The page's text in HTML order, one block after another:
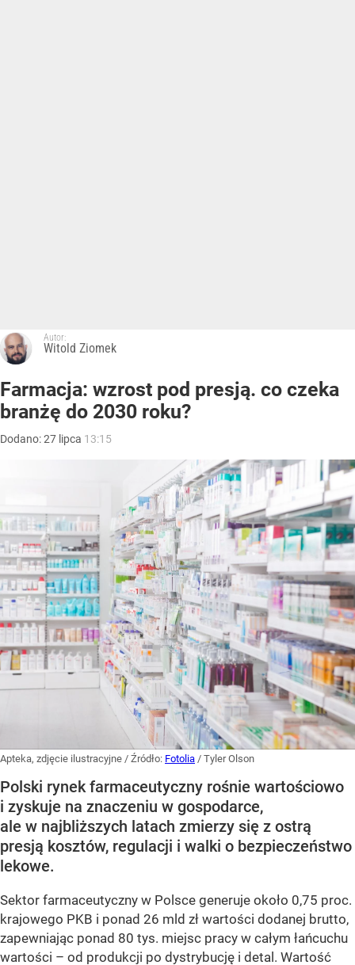
Autor:
Witold Ziomek
Farmacja: wzrost pod presją. co czeka
branżę do 2030 roku?
Dodano:27 lipca 13:15
Apteka, zdjęcie ilustracyjne / Źródło: Fotolia / Tyler Olson
Polski rynek farmaceutyczny rośnie wartościowo
i zyskuje na znaczeniu w gospodarce,
ale w najbliższych latach zmierzy się z ostrą
presją kosztów, regulacji i walki o bezpieczeństwo
lekowe.
Sektor farmaceutyczny w Polsce generuje około 0,75 proc.
krajowego PKB i ponad 26 mld zł wartości dodanej brutto,
zapewniając ponad 80 tys. miejsc pracy w całym łańcuchu
wartości – od produkcji po dystrybucję i detal. Wartość